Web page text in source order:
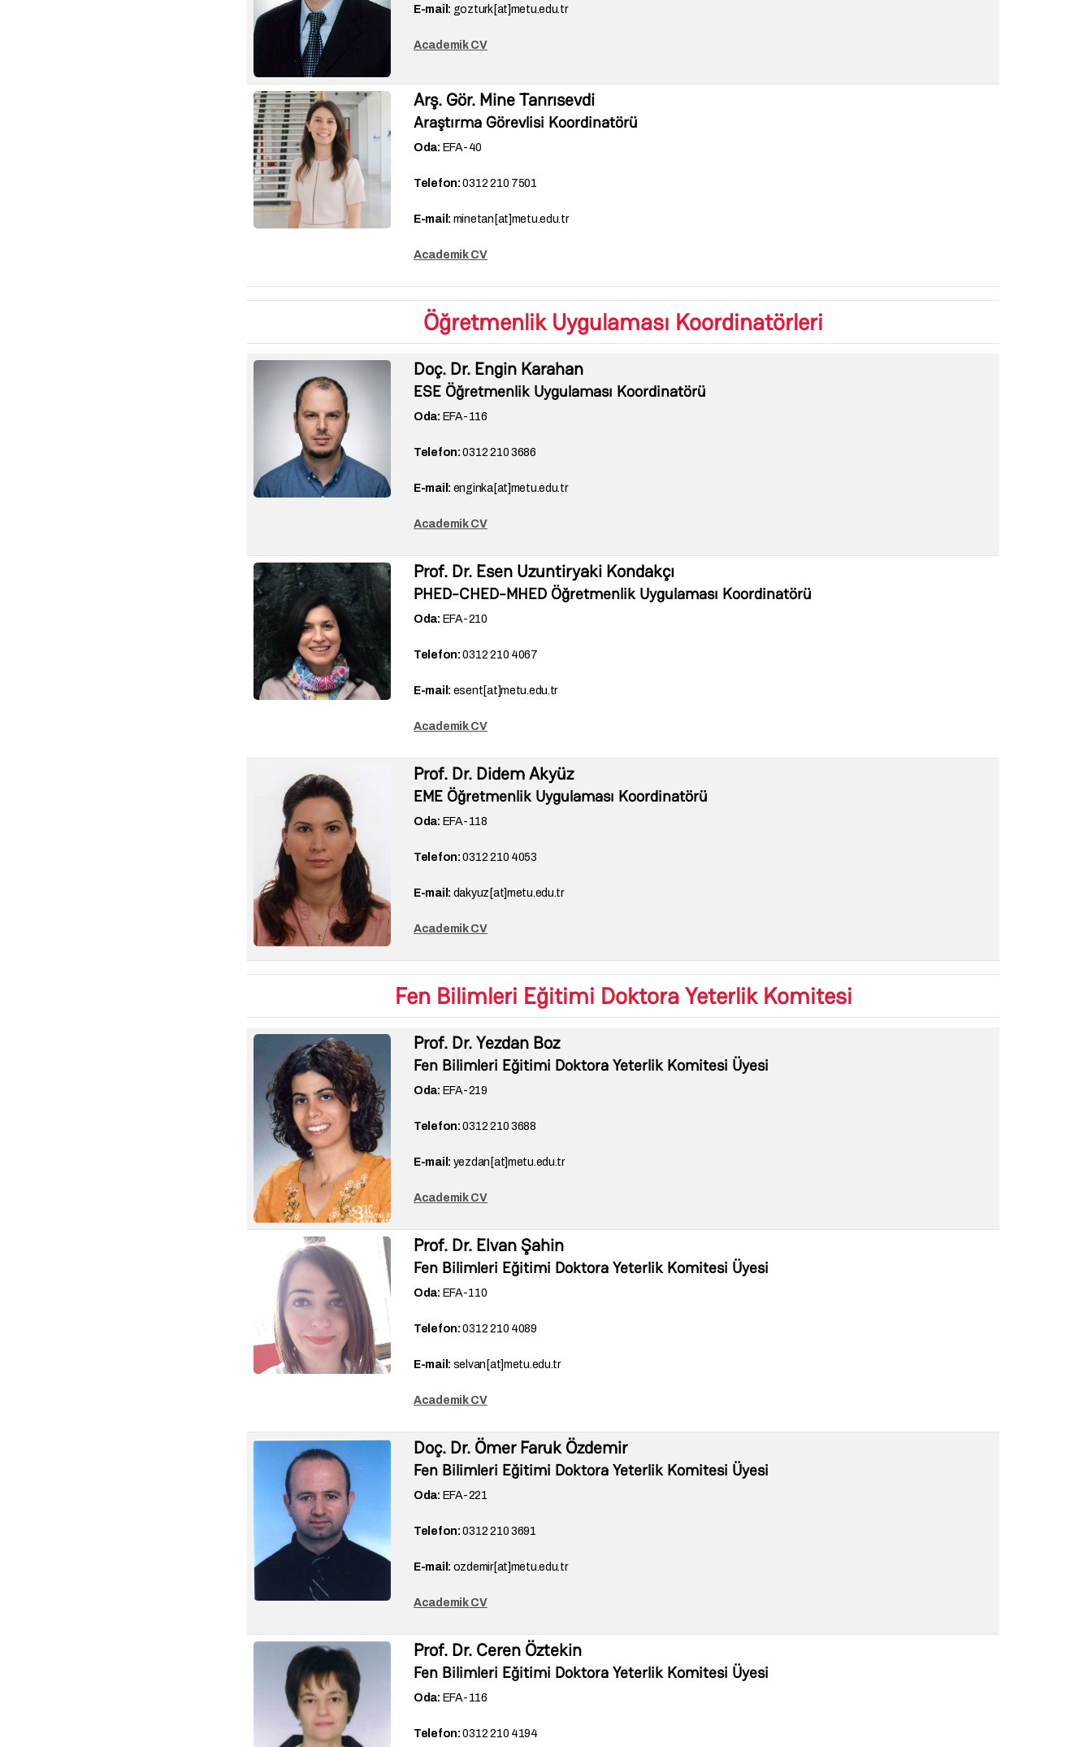
E-mail: gozturk[at]metu.edu.tr
Academik CV
Arş. Gör. Mine Tanrısevdi
Araştırma Görevlisi Koordinatörü
Oda: EFA-40
Telefon: 0312 210 7501
E-mail: minetan[at]metu.edu.tr
Academik CV
Öğretmenlik Uygulaması Koordinatörleri
Doç. Dr. Engin Karahan
ESE Öğretmenlik Uygulaması Koordinatörü
Oda: EFA-116
Telefon: 0312 210 3686
E-mail: enginka[at]metu.edu.tr
Academik CV
Prof. Dr. Esen Uzuntiryaki Kondakçı
PHED-CHED-MHED Öğretmenlik Uygulaması Koordinatörü
Oda: EFA-210
Telefon: 0312 210 4067
E-mail: esent[at]metu.edu.tr
Academik CV
Prof. Dr. Didem Akyüz
EME Öğretmenlik Uygulaması Koordinatörü
Oda: EFA- 118
Telefon: 0312 210 4053
E-mail: dakyuz[at]metu.edu.tr
Academik CV
Fen Bilimleri Eğitimi Doktora Yeterlik Komitesi
Prof. Dr. Yezdan Boz
Fen Bilimleri Eğitimi Doktora Yeterlik Komitesi Üyesi
Oda: EFA-219
Telefon: 0312 210 3688
E-mail: yezdan[at]metu.edu.tr
Academik CV
Prof. Dr. Elvan Şahin
Fen Bilimleri Eğitimi Doktora Yeterlik Komitesi Üyesi
Oda: EFA-110
Telefon: 0312 210 4089
E-mail: selvan[at]metu.edu.tr
Academik CV
Doç. Dr. Ömer Faruk Özdemir
Fen Bilimleri Eğitimi Doktora Yeterlik Komitesi Üyesi
Oda: EFA-221
Telefon: 0312 210 3691
E-mail: ozdemir[at]metu.edu.tr
Academik CV
Prof. Dr. Ceren Öztekin
Fen Bilimleri Eğitimi Doktora Yeterlik Komitesi Üyesi
Oda: EFA- 116
Telefon: 0312 210 4194